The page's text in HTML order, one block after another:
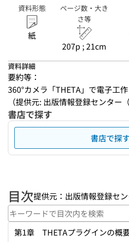
資料形態
紙
ページ数・大き
さ等
207p ; 21cm
資料詳細
要約等：
360°カメラ「THETA」で電子工作
（提供元: 出版情報登録センター
書店で探す
書店で探す
目次提供元：出版情報登録セン
第1章 THETAプラグインの概